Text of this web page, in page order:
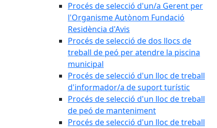
Procés de selecció d'un/a Gerent per
l'Organisme Autònom Fundació
Residència d'Avis
Procés de selecció de dos llocs de
treball de peó per atendre la piscina
municipal
Procés de selecció d'un lloc de treball
d'informador/a de suport turístic
Procés de selecció d'un lloc de treball
de peó de manteniment
Procés de selecció d'un lloc de treball